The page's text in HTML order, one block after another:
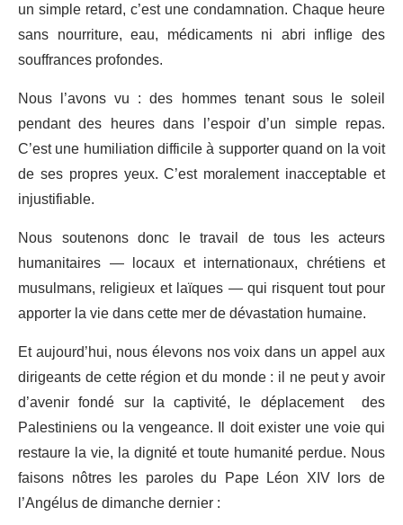
un simple retard, c’est une condamnation. Chaque heure
sans nourriture, eau, médicaments ni abri inflige des
souffrances profondes.
Nous l’avons vu : des hommes tenant sous le soleil
pendant des heures dans l’espoir d’un simple repas.
C’est une humiliation difficile à supporter quand on la voit
de ses propres yeux. C’est moralement inacceptable et
injustifiable.
Nous soutenons donc le travail de tous les acteurs
humanitaires — locaux et internationaux, chrétiens et
musulmans, religieux et laïques — qui risquent tout pour
apporter la vie dans cette mer de dévastation humaine.
Et aujourd’hui, nous élevons nos voix dans un appel aux
dirigeants de cette région et du monde : il ne peut y avoir
d’avenir fondé sur la captivité, le déplacement des
Palestiniens ou la vengeance. Il doit exister une voie qui
restaure la vie, la dignité et toute humanité perdue. Nous
faisons nôtres les paroles du Pape Léon XIV lors de
l’Angélus de dimanche dernier :